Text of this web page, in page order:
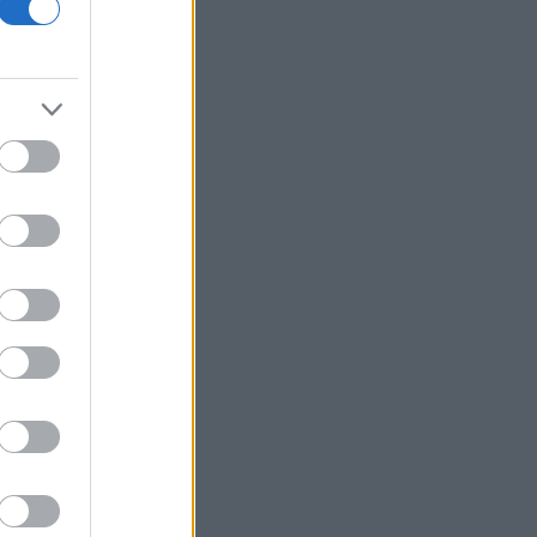
ΙΣΑ: Ζητά άμεση αναστολή της
υποχρεωτικής καταχώρισης
Αποθετήριο
Η ακραία ζέστη δημιουργεί μια νέα
κλιματική πραγματικότητα
BP: Μια πώληση της καθιστά
μεγαλύτερο διυλιστή πετρελαίου της
Γερμανίας
αποκατάστασης μετά την πυρκαγιά
στη Δυτική Αττική
Συνεδρίαση της Επιτροπής Εκτίμησης
Fed: Ο διχασμός για τις αυξήσεις
5G παντού, 6G στον ορίζοντα: Πού